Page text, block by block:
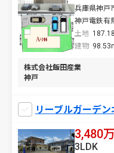
兵庫県神戸
神戸電鉄有
土地
建物
株式会社飯田産業
神戸
リーブルガーデ
3,480
3LDK